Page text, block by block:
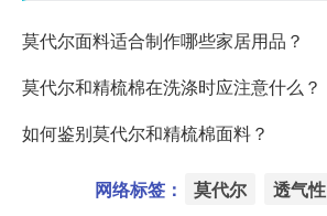
莫代尔面料适合制作哪些家居用品？
莫代尔和精梳棉在洗涤时应注意什么？
如何鉴别莫代尔和精梳棉面料？
网络标签： 莫代尔 透气性